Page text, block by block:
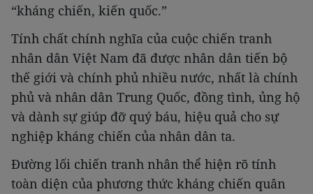
“kháng chiến, kiến quốc.”
Tính chất chính nghĩa của cuộc chiến tranh
nhân dân Việt Nam đã được nhân dân tiến bộ
thế giới và chính phủ nhiều nước, nhất là chính
phủ và nhân dân Trung Quốc, đồng tình, ủng hộ
và dành sự giúp đỡ quý báu, hiệu quả cho sự
nghiệp kháng chiến của nhân dân ta.
Đường lối chiến tranh nhân thể hiện rõ tính
toàn diện của phương thức kháng chiến quân